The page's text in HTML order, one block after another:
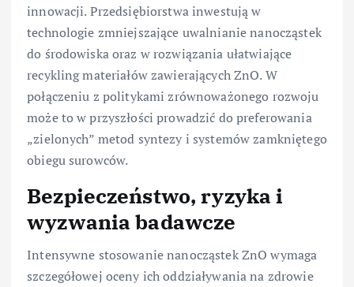
innowacji. Przedsiębiorstwa inwestują w
technologie zmniejszające uwalnianie nanocząstek
do środowiska oraz w rozwiązania ułatwiające
recykling materiałów zawierających ZnO. W
połączeniu z politykami zrównoważonego rozwoju
może to w przyszłości prowadzić do preferowania
„zielonych” metod syntezy i systemów zamkniętego
obiegu surowców.
Bezpieczeństwo, ryzyka i
wyzwania badawcze
Intensywne stosowanie nanocząstek ZnO wymaga
szczegółowej oceny ich oddziaływania na zdrowie